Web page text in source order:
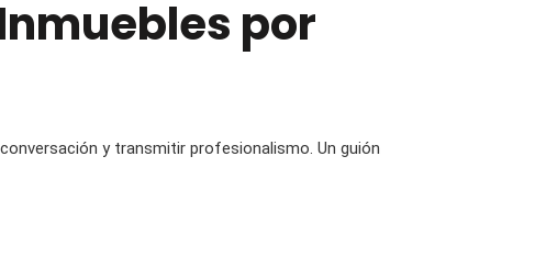
por
y transmitir profesionalismo. Un guión